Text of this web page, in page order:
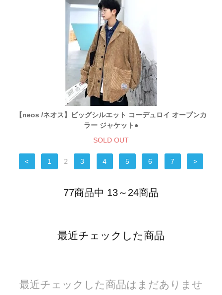
【neos /ネオス】ビッグシルエット コーデュロイ オープンカ
ラー ジャケット●
SOLD OUT
< 1 2 3 4 5 6 7 >
77商品中 13～24商品
最近チェックした商品
最近チェックした商品はまだありませ